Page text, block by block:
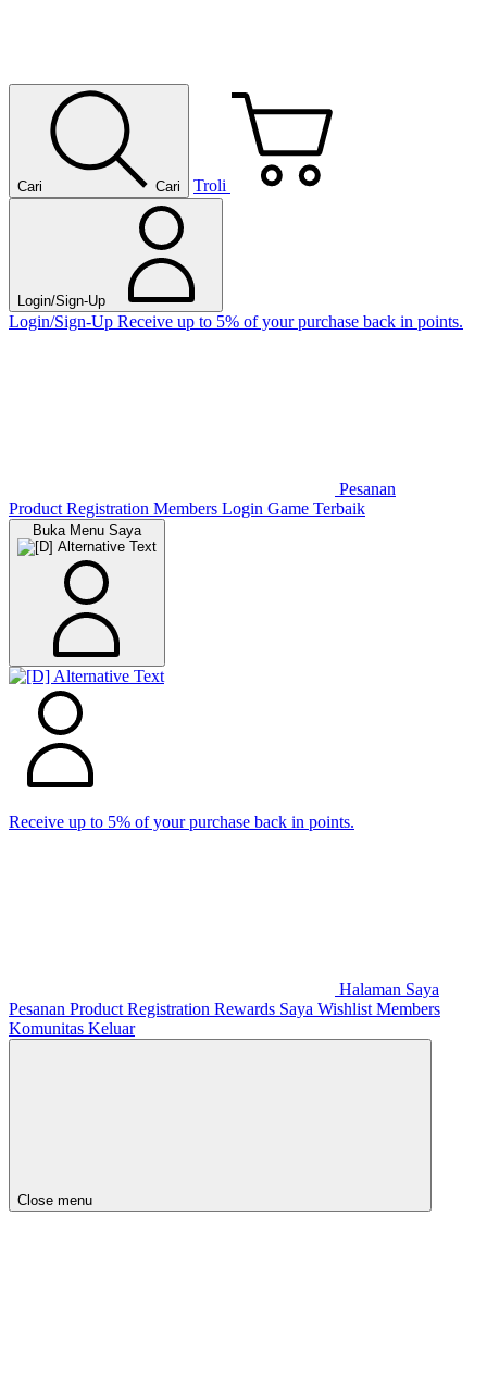
Cari Cari Troli
Login/Sign-Up
Login/Sign-Up Receive up to 5% of your purchase back in points.
Pesanan
Product Registration Members Login Game Terbaik
Buka Menu Saya
Receive up to 5% of your purchase back in points.
Halaman Saya
Pesanan Product Registration Rewards Saya Wishlist Members
Komunitas Keluar
Close menu